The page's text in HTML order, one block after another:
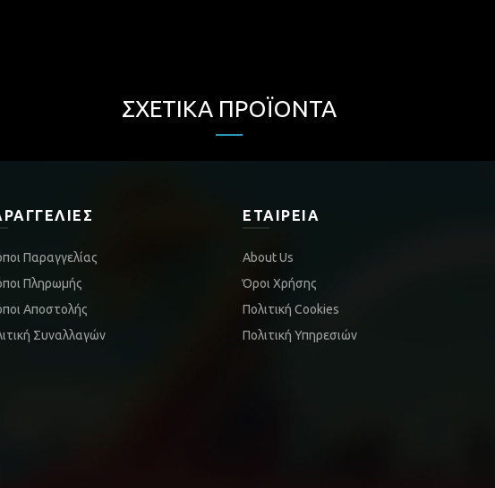
ΣΧΕΤΙΚΆ ΠΡΟΪΌΝΤΑ
Παραγγελίας
Πληρωμής
Αποστολής
Συναλλαγών
ΕΤΑΙΡΕΊΑ
About Us
Όροι Χρήσης
Πολιτική Cookies
Πολιτική Υπηρεσιών